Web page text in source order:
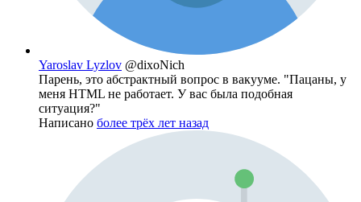
Yaroslav Lyzlov @dixoNich
Парень, это абстрактный вопрос в вакууме. "Пацаны, у
меня HTML не работает. У вас была подобная
ситуация?"
Написано более трёх лет назад